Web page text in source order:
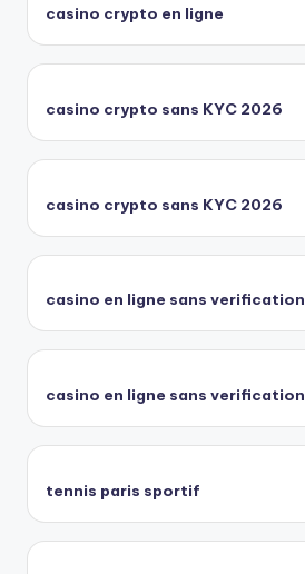
casino crypto en ligne
casino crypto sans KYC 2026
casino crypto sans KYC 2026
casino en ligne sans verification
casino en ligne sans verification
tennis paris sportif